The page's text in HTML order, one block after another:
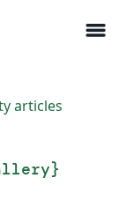
menu
articles
}